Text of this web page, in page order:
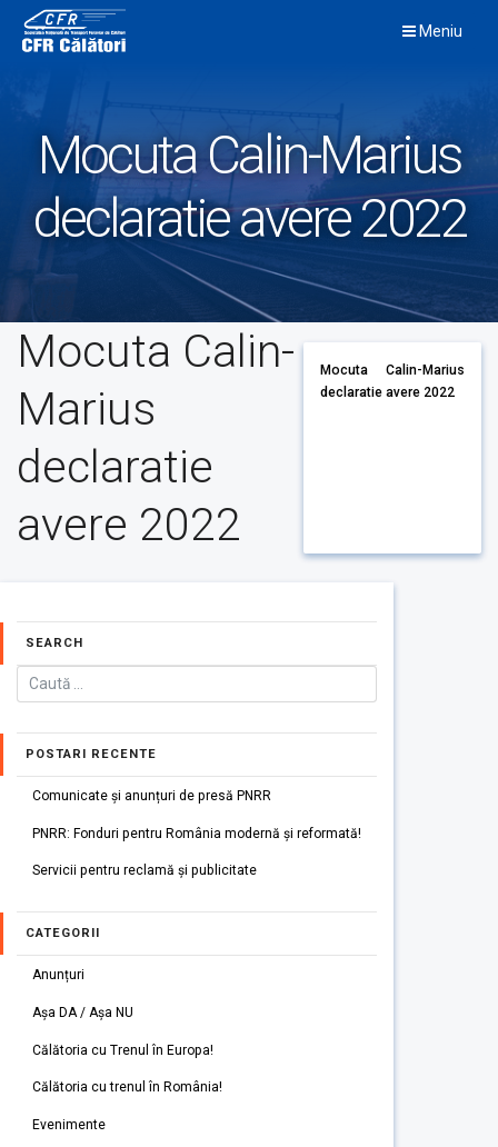
content
Meniu
Mocuta Calin-Marius
declaratie avere 2022
Mocuta Calin-
Marius
declaratie
avere 2022
Mocuta Calin-Marius
declaratie avere 2022
SEARCH
POSTARI RECENTE
Comunicate și anunțuri de presă PNRR
PNRR: Fonduri pentru România modernă și reformată!
Servicii pentru reclamă și publicitate
CATEGORII
Anunțuri
Așa DA / Așa NU
Călătoria cu Trenul în Europa!
Călătoria cu trenul în România!
Evenimente